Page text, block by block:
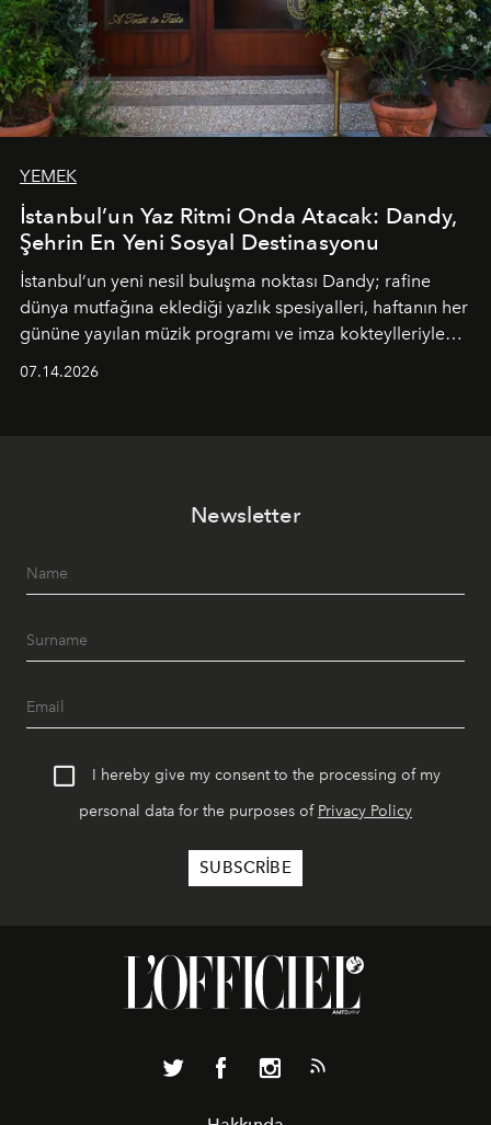
YEMEK
İstanbul’un Yaz Ritmi Onda Atacak: Dandy,
Şehrin En Yeni Sosyal Destinasyonu
İstanbul’un yeni nesil buluşma noktası Dandy; rafine
dünya mutfağına eklediği yazlık spesiyalleri, haftanın her
gününe yayılan müzik programı ve imza kokteylleriyle
07.14.2026
Newsletter
I hereby give my consent to the processing of my
personal data for the purposes of Privacy Policy